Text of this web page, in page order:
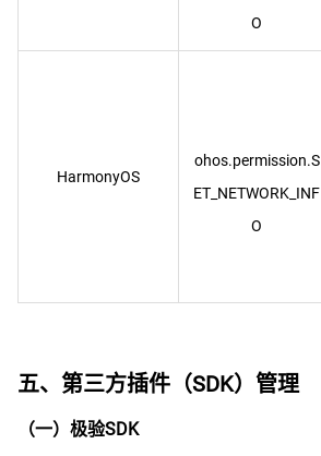
HarmonyOS
ohos.permission.S
ET_NETWORK_INF
五、第三方插件（SDK）管理
（一）极验SDK